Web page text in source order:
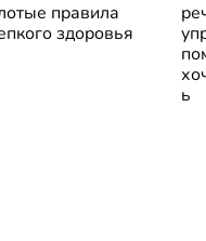
правила
здоровья
ь